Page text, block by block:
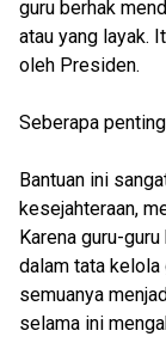
guru berhak
atau yang layak.
oleh Presiden.
Seberapa
Bantuan ini
kesejahteraan,
Karena guru-
dalam tata
semuanya
selama ini